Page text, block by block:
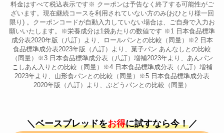
料金はすべて税込表示です※ クーポンは予告なく終了する可能性がご
ざいます。現在継続コースを利用されていない方のみ(おひとり様一回
限り) 。クーポンコードが自動入力していない場合は、ご自身で入力お
願いいたします。※栄養成分は1袋あたりの数値です ※1 日本食品標準
成分表2020年版（八訂）より、ロールパンとの比較（同量）※2 日本
食品標準成分表2023年版（八訂）より、菓子パン あんなしとの比較
（同量）※3 日本食品標準成分表（八訂）増補2023年より、あんパン
こしあん入りとの比較（同量）※4 日本食品標準成分表（八訂）増補
2023年より、山形食パンとの比較（同量）※5 日本食品標準成分表
2020年版（八訂）より、ぶどうパンとの比較（同量）
＼ベースブレッドをお得に試すなら今！／